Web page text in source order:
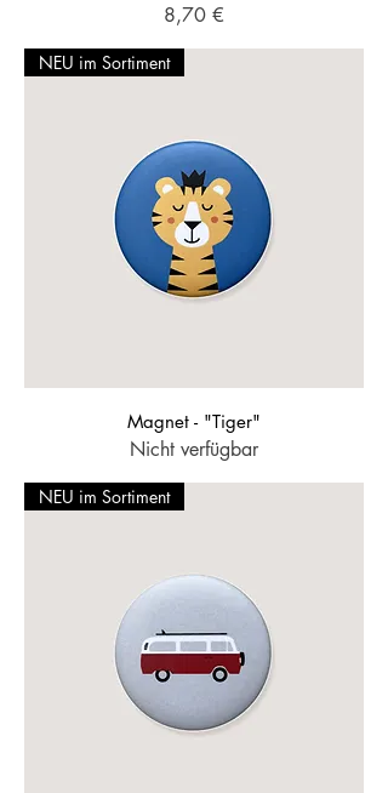
Preis
8,70 €
NEU im Sortiment
Magnet - "Tiger"
Nicht verfügbar
NEU im Sortiment